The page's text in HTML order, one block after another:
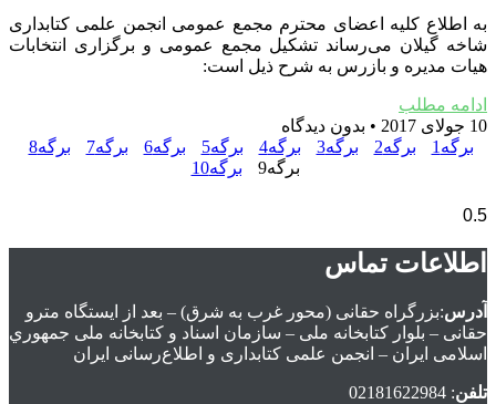
به اطلاع کلیه اعضای محترم مجمع عمومی انجمن علمی کتابداری
شاخه گیلان می‌رساند تشکیل مجمع عمومی و برگزاری انتخابات
هیات مدیره و بازرس به شرح ذیل است:
ادامه مطلب
10 جولای 2017
بدون دیدگاه
برگه 1 برگه2 برگه3 برگه4 برگه5 برگه6 برگه7 برگه8
برگه9 برگه10
اطلاعات تماس
آدرس:بزرگراه حقانی (محور غرب به شرق) – بعد از ايستگاه مترو
حقانی – بلوار كتابخانه ملی – سازمان اسناد و كتابخانه ملی جمهوري
اسلامی ايران – انجمن علمی کتابداری و اطلاع‌رسانی ایران
تلفن: 02181622984